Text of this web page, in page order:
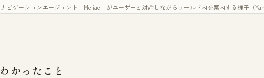
ナビゲーションエージェント「Meliae」がユーザーと対話しながらワールド内を案内する様子（
わかったこと